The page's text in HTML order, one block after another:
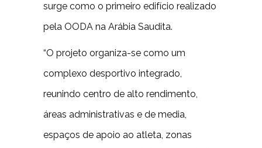
surge como o primeiro edifício realizado
pela OODA na Arábia Saudita.
“O projeto organiza-se como um
complexo desportivo integrado,
reunindo centro de alto rendimento,
áreas administrativas e de media,
espaços de apoio ao atleta, zonas